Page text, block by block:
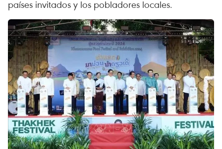
países invitados y los pobladores locales.